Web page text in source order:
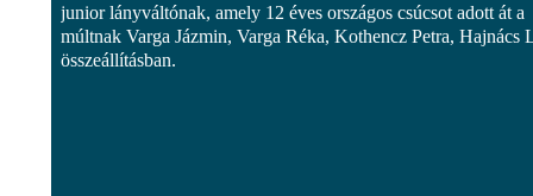
junior lányváltónak, amely 12 éves országos csúcsot adott át a
múltnak Varga Jázmin, Varga Réka, Kothencz Petra, Hajnács
összeállításban.